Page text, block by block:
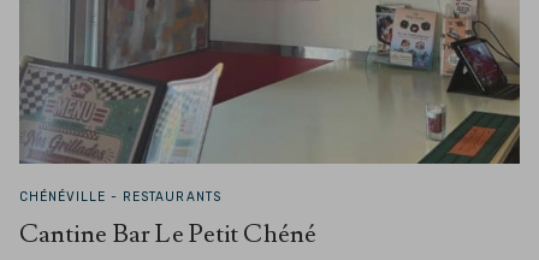
CHÉNÉVILLE - RESTAURANTS
Cantine Bar Le Petit Chéné